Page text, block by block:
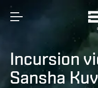
Incursion
Sansha